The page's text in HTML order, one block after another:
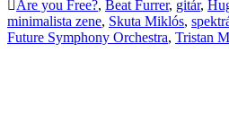
Are you Free?, Beat Furrer, gitár,
minimalista zene, Skuta Miklós,
Future Symphony Orchestra, Tristan